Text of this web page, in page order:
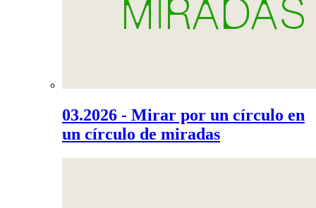
03.2026 - Mirar por un círculo en
un círculo de miradas